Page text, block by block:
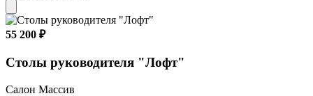
55 200 ₽
Столы руководителя "Лофт"
Салон Массив